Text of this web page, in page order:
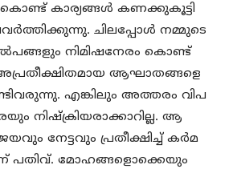
കാര്യങ്ങൾ കണക്കുകൂട്ടി
ചിലപ്പോൾ നമ്മുടെ
നിമിഷനേരം കൊണ്ട്
ആഘാതങ്ങളെ
എങ്കിലും അത്തരം വിപ
നിഷ്ക്രിയരാക്കാറില്ല. ആ
നേട്ടവും പ്രതീക്ഷിച്ച് കർമ
പതിവ്. മോഹങ്ങളൊക്കെയും